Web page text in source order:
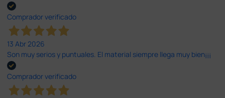
Comprador verificado
13 Abr 2026
Son muy serios y puntuales. El material siempre llega muy bien¡¡¡
Comprador verificado